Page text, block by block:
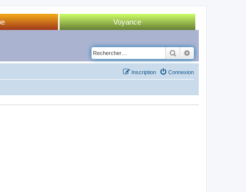
Voyance
Tirage Tarot
Rechercher
Connexion
Inscription